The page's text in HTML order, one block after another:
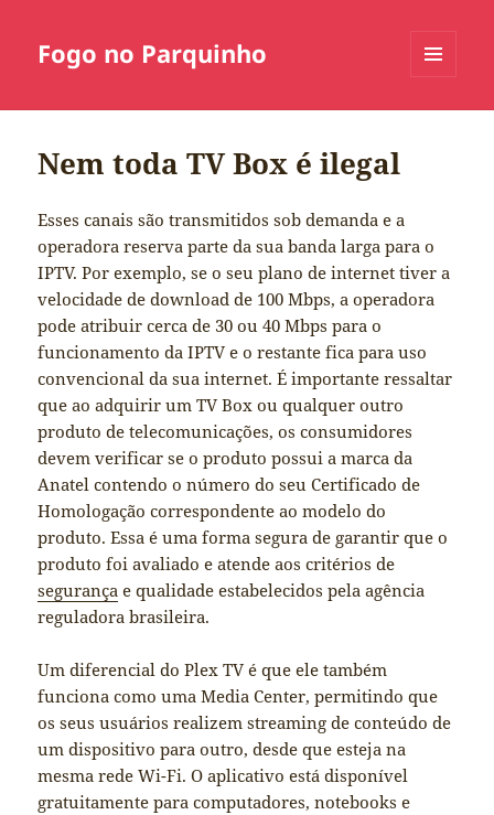
Fogo no Parquinho
Nem toda TV Box é ilegal
Esses canais são transmitidos sob demanda e a
operadora reserva parte da sua banda larga para o
IPTV. Por exemplo, se o seu plano de internet tiver a
velocidade de download de 100 Mbps, a operadora
pode atribuir cerca de 30 ou 40 Mbps para o
funcionamento da IPTV e o restante fica para uso
convencional da sua internet. É importante ressaltar
que ao adquirir um TV Box ou qualquer outro
produto de telecomunicações, os consumidores
devem verificar se o produto possui a marca da
Anatel contendo o número do seu Certificado de
Homologação correspondente ao modelo do
produto. Essa é uma forma segura de garantir que o
produto foi avaliado e atende aos critérios de
segurança e qualidade estabelecidos pela agência
reguladora brasileira.
Um diferencial do Plex TV é que ele também
funciona como uma Media Center, permitindo que
os seus usuários realizem streaming de conteúdo de
um dispositivo para outro, desde que esteja na
mesma rede Wi-Fi. O aplicativo está disponível
gratuitamente para computadores, notebooks e